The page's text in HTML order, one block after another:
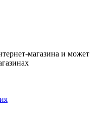
магазина и может